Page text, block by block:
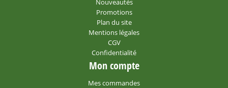
Nouveautés
Promotions
Plan du site
Mentions légales
CGV
Confidentialité
Mon compte
Mes commandes